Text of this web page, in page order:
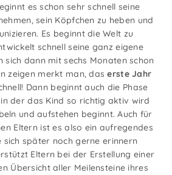
es schon sehr schnell seine
sein Köpfchen zu heben und
Es beginnt die Welt zu
schnell seine ganz eigene
sich dann mit sechs Monaten schon
zeigen merkt man, daserste Jahr
Dann beginnt auch die Phase
in der das Kind so richtig aktiv wird
und aufstehen beginnt. Auch für
Eltern ist es also ein aufregendes
sich später noch gerne erinnern
Eltern bei der Erstellung einer
Übersicht aller Meilensteine ihres